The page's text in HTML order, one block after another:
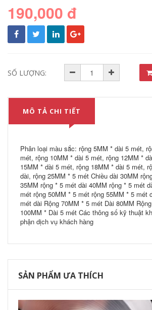
190,000 đ
SỐ LƯỢNG:
MÔ TẢ CHI TIẾT
Phân loại màu sắc: rộng 5MM * dài 5 mét,
mét, rộng 10MM * dài 5 mét, rộng 12MM *
15MM * dài 5 mét, rộng 18MM * dài 5 mét,
dài, rộng 25MM * 5 mét Chiều dài 30MM
35MM rộng * 5 mét dài 40MM rộng * 5 mét
mét rộng 50MM * 5 mét rộng 55MM * 5 mét
mét dài Rộng 70MM * 5 mét Dài 80MM
100MM * Dài 5 mét Các thông số kỹ thuật
phận dịch vụ khách hàng
SẢN PHẨM ƯA THÍCH